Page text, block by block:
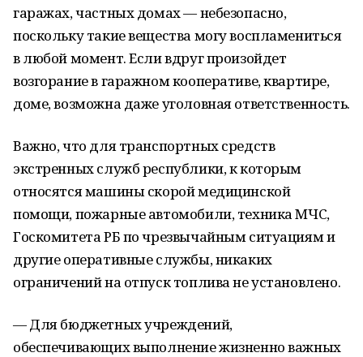
гаражах, частных домах — небезопасно,
поскольку такие вещества могу воспламениться
в любой момент. Если вдруг произойдет
возгорание в гаражном кооперативе, квартире,
доме, возможна даже уголовная ответственность.
Важно, что для транспортных средств
экстренных служб республики, к которым
относятся машины скорой медицинской
помощи, пожарные автомобили, техника МЧС,
Госкомитета РБ по чрезвычайным ситуациям и
другие оперативные службы, никаких
ограничений на отпуск топлива не установлено.
— Для бюджетных учреждений,
обеспечивающих выполнение жизненно важных